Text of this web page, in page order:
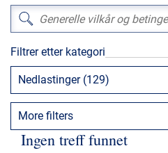
Lavspenning
Høyspenningskabeltilbehør
Mellomspenningskabeltilbehør
Referanser
Nedlastinger
Filtrer etter kategori
Nedlastinger (129)
More filters
Ingen treff funnet